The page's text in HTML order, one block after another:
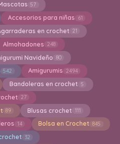
57
Accesorios para niñas 61
en crochet 21
Almohadones 248
Navideño 80
542 Amigurumis 2494
Bandoleras en crochet 5
27
89 Blusas crochet 111
14 Bolsa en Crochet 845
32